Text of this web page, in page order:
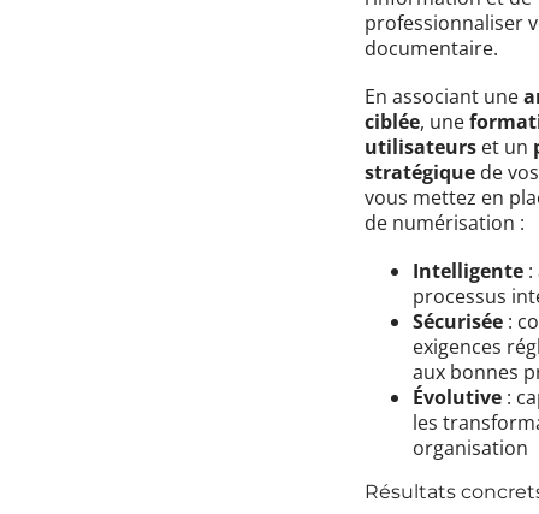
professionnaliser
documentaire.
En associant une
ciblée, une
utilisateurs et un
stratégique de
vous mettez en
de numérisation :
Intelligente
processus
Sécurisée :
exigences
aux bonnes
Évolutive :
les
organisation
Résultats